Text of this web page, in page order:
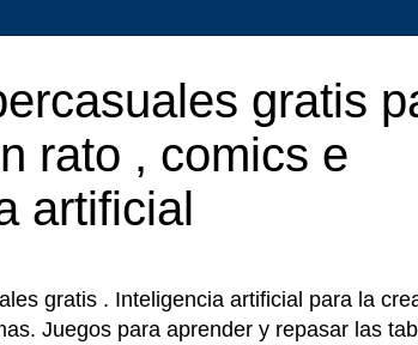
gratis
rato , comics e
artificial
gratis . Inteligencia artificial para la
Juegos para aprender y repasar las